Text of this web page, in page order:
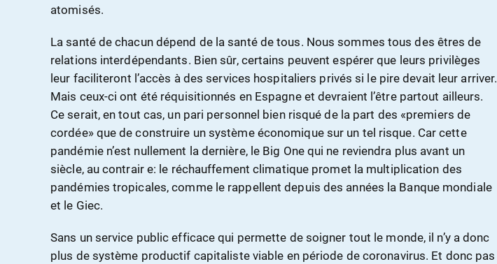
atomisés.
La santé de chacun dépend de la santé de tous. Nous sommes tous des êtres de
relations interdépendants. Bien sûr, certains peuvent espérer que leurs privilèges
leur faciliteront l’accès à des services hospitaliers privés si le pire devait leur arriver.
Mais ceux-ci ont été réquisitionnés en Espagne et devraient l’être partout ailleurs.
Ce serait, en tout cas, un pari personnel bien risqué de la part des «premiers de
cordée» que de construire un système économique sur un tel risque. Car cette
pandémie n’est nullement la dernière, le Big One qui ne reviendra plus avant un
siècle, au contrair e: le réchauffement climatique promet la multiplication des
pandémies tropicales, comme le rappellent depuis des années la Banque mondiale
et le Giec.
Sans un service public efficace qui permette de soigner tout le monde, il n’y a donc
plus de système productif capitaliste viable en période de coronavirus. Et donc pas